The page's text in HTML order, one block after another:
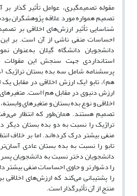
مقوله تصمیم‏گیری، عوامل تأثیر گذار
تصمیم همواره مورد علاقه پژوهشگران
شناسایی تأثیر ارزش‌های اخلاقی بر
دانشجویان دانشگاه گیلان به‌عنوان
استانداردی جهت سنجش این
پرسشنامه شامل سه بده بستان تراژیک
هم)، تابو (یک ارزش اخلاقی در مقابل
ارزش دنیوی در مقابل هم) است.
اخلاقی و نوع بده بستان و متغیرهای
تصمیم هستند. همان‌طور که انتظار
تراژیک را نسبت به دو بده بستان دیگر
منفی بیشتر درک کرده‌اند. اما بر خلاف
تابو را نسبت به بده بستان عادی
دانشجویان دختر نسبت به دانشجویان
را دشوارتر و حاوی احساسات منفی بیشتر
را پشتیبانی می‌کند که ارزش‌های اخلاقی
منتج از آن تأثیرگذار است.